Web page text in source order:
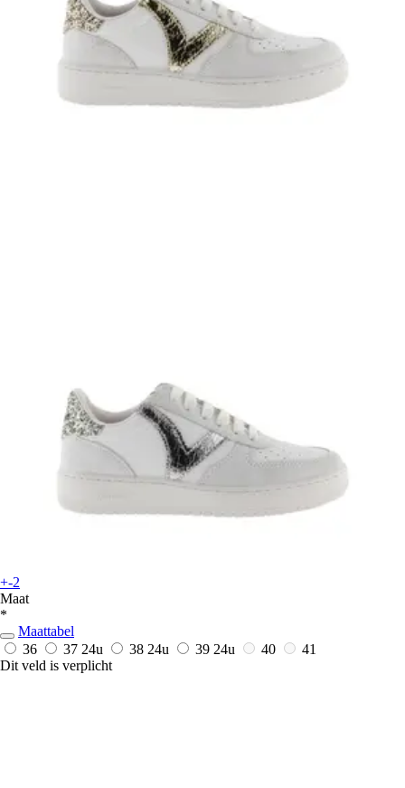
+-2
Maat
*
Maattabel
36
37 24u 38 24u 39 24u 40
41
Dit veld is verplicht